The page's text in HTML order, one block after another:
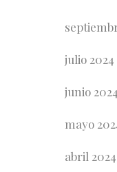
julio 2024
junio 2024
mayo
abril 2024